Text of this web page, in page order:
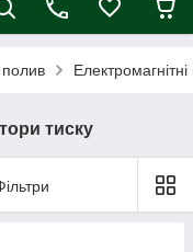
тиску